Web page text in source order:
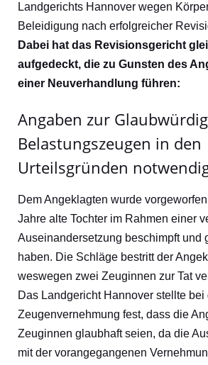
Landgerichts Hannover wegen
Beleidigung nach erfolgreicher
Dabei hat das Revisionsgericht
aufgedeckt, die zu Gunsten des
einer Neuverhandlung führen:
Angaben zur
Belastungszeugen in den
Urteilsgründen
Dem Angeklagten wurde
Jahre alte Tochter im Rahmen einer
Auseinandersetzung beschimpft und
haben. Die Schläge bestritt der
weswegen zwei Zeuginnen zur Tat
Das Landgericht Hannover stellte bei
Zeugenvernehmung fest, dass die
Zeuginnen glaubhaft seien, da die
mit der vorangegangenen